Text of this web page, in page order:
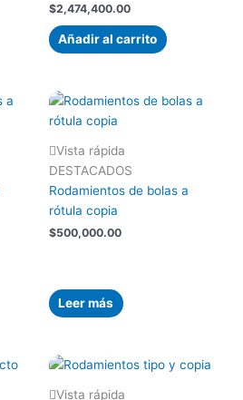
$2,474,400.00
Añadir al carrito
Vista rápida
DESTACADOS
Rodamientos de bolas a
rótula copia
$500,000.00
Leer más
Vista rápida